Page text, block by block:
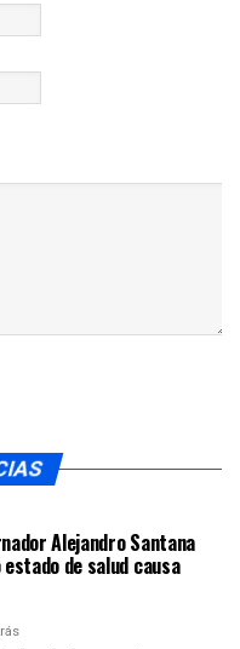
Alejandro Santana
de salud causa